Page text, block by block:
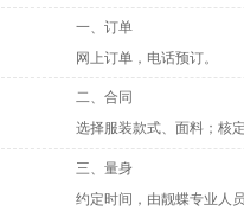
一、订单
网上订单，电话预订。
二、合同
选择服装款式、面料；核
三、量身
约定时间，由靓蝶专业人